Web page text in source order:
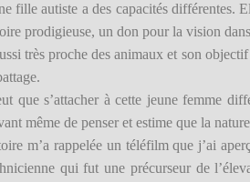
fille autiste a des capacités différentes.
prodigieuse, un don pour la vision
très proche des animaux et son
que s’attacher à cette jeune femme
même de penser et estime que la
m’a rappelée un téléfilm que j’ai
qui fut une précurseur de